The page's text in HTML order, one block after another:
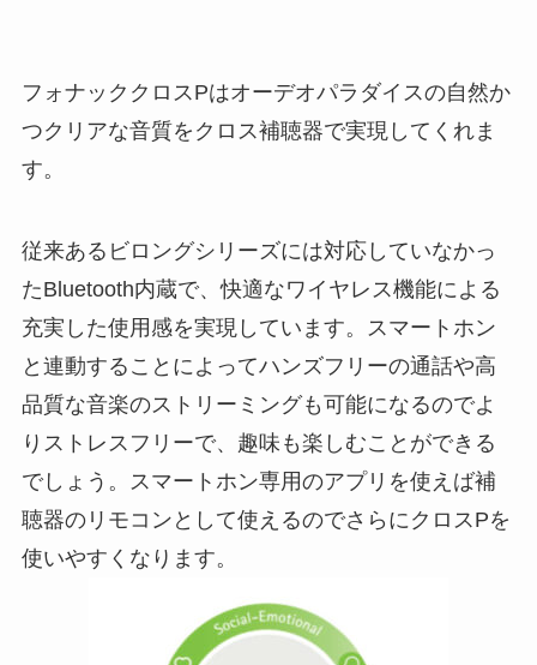
フォナッククロスPはオーデオパラダイスの自然か
つクリアな音質をクロス補聴器で実現してくれま
す。
従来あるビロングシリーズには対応していなかっ
たBluetooth内蔵で、快適なワイヤレス機能による
充実した使用感を実現しています。スマートホン
と連動することによってハンズフリーの通話や高
品質な音楽のストリーミングも可能になるのでよ
りストレスフリーで、趣味も楽しむことができる
でしょう。スマートホン専用のアプリを使えば補
聴器のリモコンとして使えるのでさらにクロスPを
使いやすくなります。